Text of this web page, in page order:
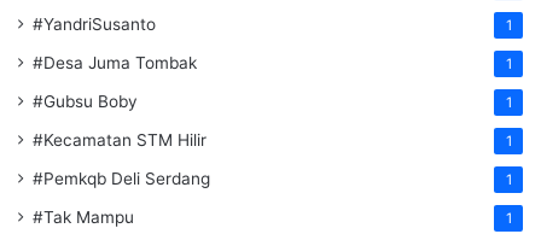
#YandriSusanto 1
#Desa Juma Tombak 1
#Gubsu Boby 1
#Kecamatan STM Hilir 1
#Pemkqb Deli Serdang 1
#Tak Mampu 1